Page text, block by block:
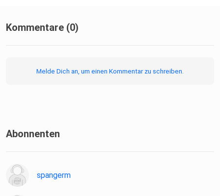
Kommentare (0)
Melde Dich an, um einen Kommentar zu schreiben.
Abonnenten
spangerm